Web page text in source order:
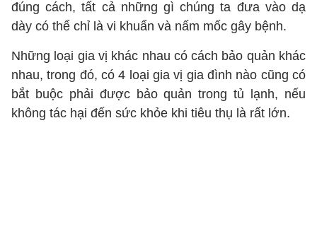
đúng cách, tất cả những gì chúng ta đưa vào dạ
dày có thể chỉ là vi khuẩn và nấm mốc gây bệnh.
Những loại gia vị khác nhau có cách bảo quản khác
nhau, trong đó, có 4 loại gia vị gia đình nào cũng có
bắt buộc phải được bảo quản trong tủ lạnh, nếu
không tác hại đến sức khỏe khi tiêu thụ là rất lớn.